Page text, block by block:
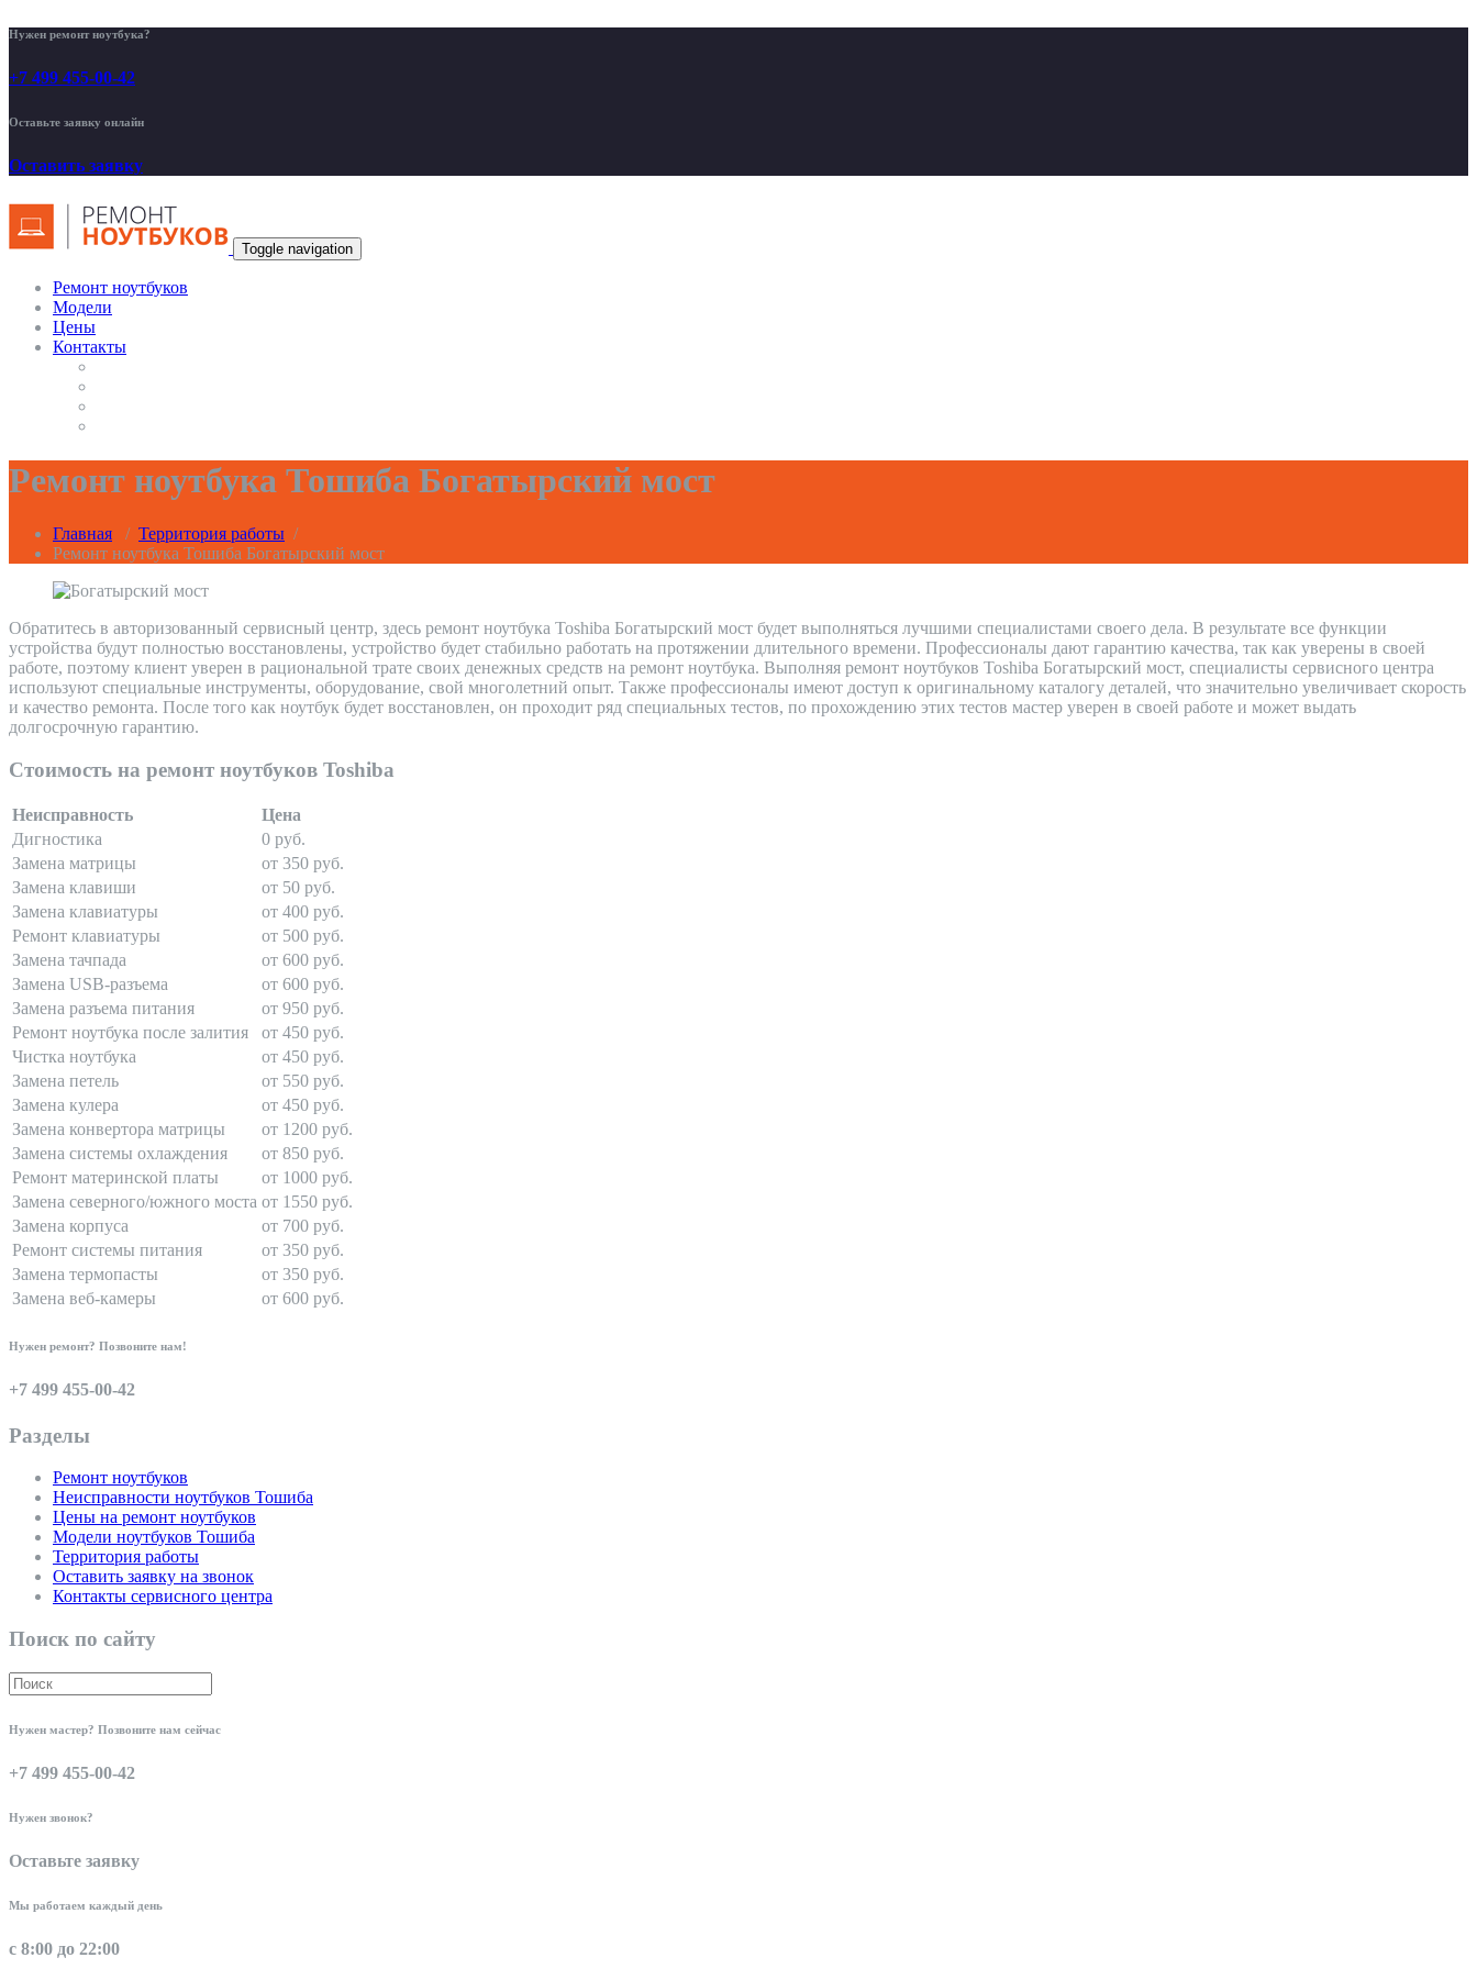
Нужен ремонт ноутбука?
+7 499 455-00-42
Оставьте заявку онлайн
Оставить заявку
Toggle navigation
Ремонт ноутбуков
Модели
Цены
Контакты
Ремонт ноутбука Тошиба Богатырский мост
Главная / Территория работы /
Ремонт ноутбука Тошиба Богатырский мост
Обратитесь в авторизованный сервисный центр, здесь ремонт ноутбука Toshiba Богатырский мост будет выполняться лучшими специалистами своего дела. В результате все функции
устройства будут полностью восстановлены, устройство будет стабильно работать на протяжении длительного времени. Профессионалы дают гарантию качества, так как уверены в своей
работе, поэтому клиент уверен в рациональной трате своих денежных средств на ремонт ноутбука. Выполняя ремонт ноутбуков Toshiba Богатырский мост, специалисты сервисного центра
используют специальные инструменты, оборудование, свой многолетний опыт. Также профессионалы имеют доступ к оригинальному каталогу деталей, что значительно увеличивает скорость
и качество ремонта. После того как ноутбук будет восстановлен, он проходит ряд специальных тестов, по прохождению этих тестов мастер уверен в своей работе и может выдать
долгосрочную гарантию.
Стоимость на ремонт ноутбуков Toshiba
Неисправность
Цена
Дигностика
0 руб.
Замена матрицы
от 350 руб.
Замена клавиши
от 50 руб.
Замена клавиатуры
от 400 руб.
Ремонт клавиатуры
от 500 руб.
Замена тачпада
от 600 руб.
Замена USB-разъема
от 600 руб.
Замена разъема питания
от 950 руб.
Ремонт ноутбука после залития
от 450 руб.
Чистка ноутбука
от 450 руб.
Замена петель
от 550 руб.
Замена кулера
от 450 руб.
Замена конвертора матрицы
от 1200 руб.
Замена системы охлаждения
от 850 руб.
Ремонт материнской платы
от 1000 руб.
Замена северного/южного моста от 1550 руб.
Замена корпуса
от 700 руб.
Ремонт системы питания
от 350 руб.
Замена термопасты
от 350 руб.
Замена веб-камеры
от 600 руб.
Нужен ремонт? Позвоните нам!
+7 499 455-00-42
Разделы
Ремонт ноутбуков
Неисправности ноутбуков Тошиба
Цены на ремонт ноутбуков
Модели ноутбуков Тошиба
Территория работы
Оставить заявку на звонок
Контакты сервисного центра
Поиск по сайту
Нужен мастер? Позвоните нам сейчас
+7 499 455-00-42
Нужен звонок?
Оставьте заявку
Мы работаем каждый день
с 8:00 до 22:00